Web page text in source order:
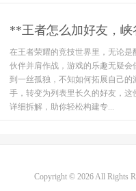
**王者怎么加好友，
在王者荣耀的竞技世界里，无论
伙伴并肩作战，游戏的乐趣无疑
到一丝孤独，不知如何拓展自己
手，转变为列表里长久的好友，
详细拆解，助你轻松构建专...
Copyright © 2026 All Rights